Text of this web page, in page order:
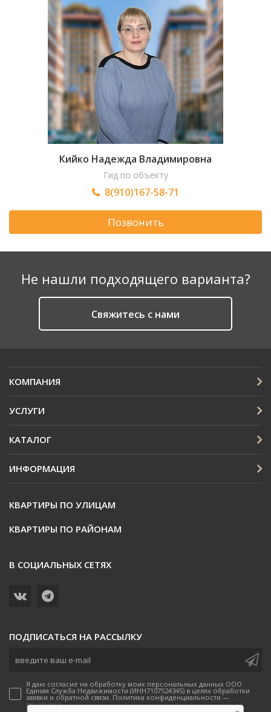
Кийко Надежда Владимировна
Гид по объекту
8(910)167-58-71
Позвонить
Не нашли подходящего варианта?
Cвяжитесь с нами
КОМПАНИЯ
УСЛУГИ
КАТАЛОГ
ИНФОРМАЦИЯ
КВАРТИРЫ ПО УЛИЦАМ
КВАРТИРЫ ПО РАЙОНАМ
В СОЦИАЛЬНЫХ СЕТЯХ
ПОДПИСАТЬСЯ НА РАССЫЛКУ
Я даю согласие на обработку моих персональных данных ООО
Единая Служба Недвижимости (ИНН7107524345) в целях обработки
заявки и обратной связи. Политика конфиденциальности —
по ссылке.